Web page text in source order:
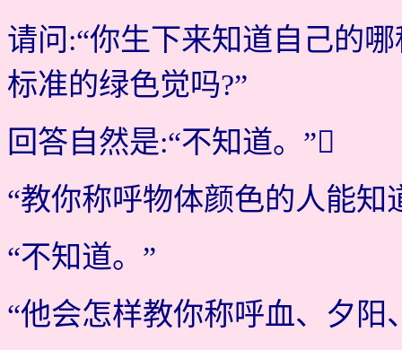
请问:“你生下来知道自己的
标准的绿色觉吗?”
回答自然是:“不知道。”
“教你称呼物体颜色的人能知
“不知道。”
“他会怎样教你称呼血、夕